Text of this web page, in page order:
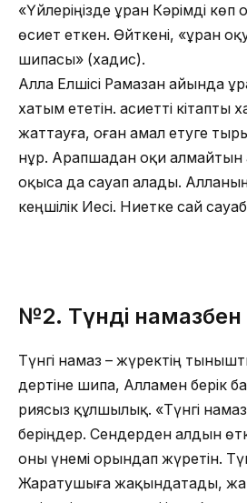
«Үйлеріңізде Құран Кәрімді
өсиет еткен. Өйткені, «Құран
шипасы» (хадис).
Алла Елшісі Рамазан айында
хатым ететін. Қасиетті
жаттауға, оған амал етуге
нұр. Арапшадан оқи
оқыса да сауап алады. Алланың
кеңшілік Иесі. Ниетке сай
№2. Түнді намазбен
Түнгі намаз – жүректің
дертіне шипа, Алламен берік
риясыз құлшылық. «Түнгі
беріңдер. Сендерден алдын
оны үнемі орындап жүретін.
Жаратушыға жақындатады,